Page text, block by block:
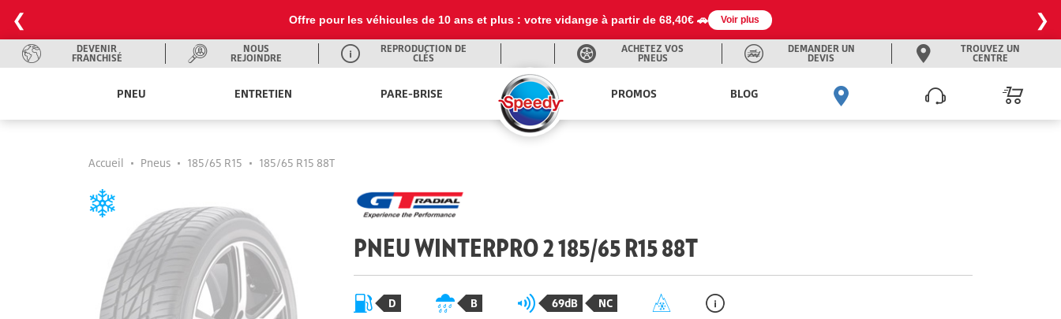
❮ Offre pour les véhicules de 10 ans et plus : votre vidange à partir de 68,40€ 🚗 Voir plus ❯
DEVENIR
FRANCHISÉ
NOUS
REJOINDRE
REPRODUCTION DE
CLÉS
TROUVEZ UN
CENTRE
DEMANDER UN
DEVIS
ACHETEZ VOS
PNEUS
PNEU ENTRETIEN PARE-BRISE PROMOS BLOG
Accueil • Pneus • 185/65 R15 • 185/65 R15 88T
PNEU WINTERPRO 2 185/65 R15 88T
D B 69dB NC